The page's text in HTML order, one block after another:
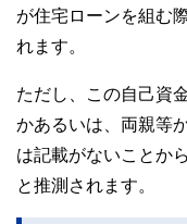
が住宅ローンを組む
れます。
ただし、この自己資
かあるいは、両親等
は記載がないことか
と推測されます。